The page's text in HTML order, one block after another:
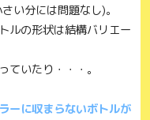
い分には問題なし)。
ルの形状は結構バリエー
ていたり・・・。
ーに収まらないボトルが